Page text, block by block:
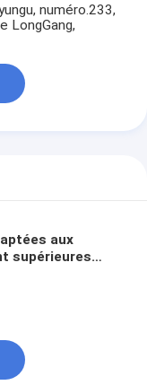
numéro.233,
LongGang,
aux
supérieures